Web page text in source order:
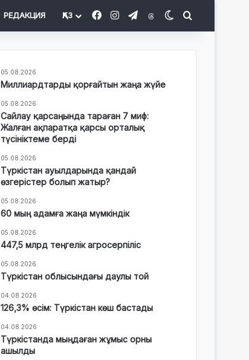
РЕДАКЦИЯ ҚАЗ FacebookInstagram
TelegramThreadsSwitch skin
05.08.2026
Миллиардтарды қорғайтын жаңа жүйе
05.08.2026
Сайлау қарсаңында тараған 7 миф:
Жалған ақпаратқа қарсы орталық
түсініктеме берді
05.08.2026
Түркістан ауылдарында қандай
өзгерістер болып жатыр?
05.08.2026
60 мың адамға жаңа мүмкіндік
05.08.2026
447,5 млрд теңгелік агросерпіліс
05.08.2026
Түркістан облысындағы даулы той
04.08.2026
126,3% өсім: Түркістан көш бастады
04.08.2026
Түркістанда мыңдаған жұмыс орны
ашылды